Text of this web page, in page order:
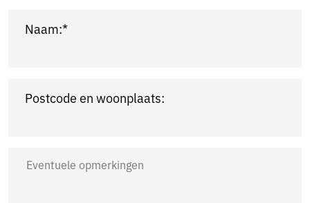
Naam:*
Postcode en woonplaats: